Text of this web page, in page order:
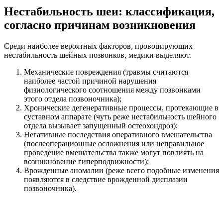
Нестабильность шеи: классификация,
согласно причинам возникновения
Среди наиболее вероятных факторов, провоцирующих
нестабильность шейных позвонков, медики выделяют.
Механические повреждения (травмы считаются
наиболее частой причиной нарушения
физиологического соотношения между позвонками
этого отдела позвоночника);
Хронические дегенеративные процессы, протекающие в
суставном аппарате (чуть реже нестабильность шейного
отдела вызывает запущенный остеохондроз);
Негативные последствия оперативного вмешательства
(послеоперационные осложнения или неправильное
проведение вмешательства также могут повлиять на
возникновение гиперподвижности);
Врожденные аномалии (реже всего подобные изменения
появляются в следствие врожденной дисплазии
позвоночника).